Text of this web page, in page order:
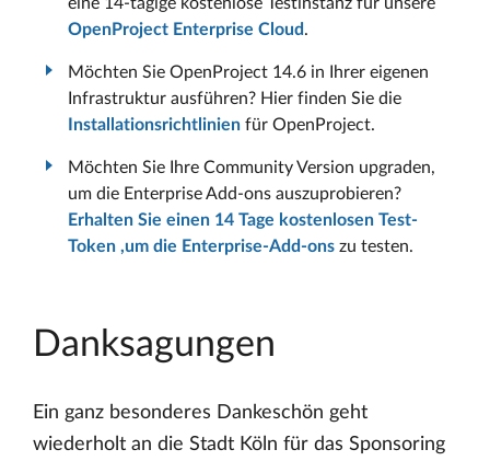
OpenProject Enterprise Cloud.
Möchten Sie OpenProject 14.6 in Ihrer eigenen
Infrastruktur ausführen? Hier finden Sie die
Installationsrichtlinien für OpenProject.
Möchten Sie Ihre Community Version upgraden,
um die Enterprise Add-ons auszuprobieren?
Erhalten Sie einen 14 Tage kostenlosen Test-
Token ,um die Enterprise-Add-ons zu testen.
Danksagungen
Ein ganz besonderes Dankeschön geht
wiederholt an die Stadt Köln für das Sponsoring